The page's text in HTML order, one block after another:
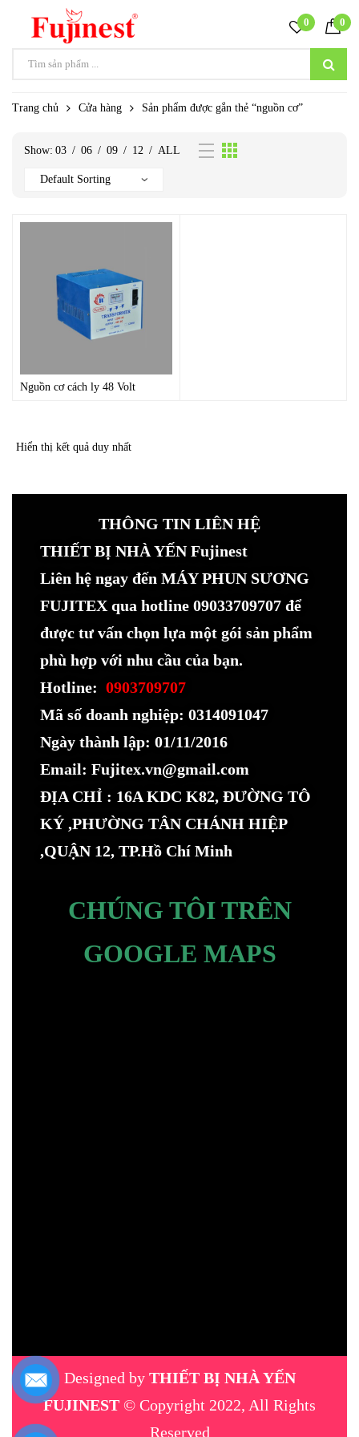
0 0
Trang chủ Cửa hàng Sản phẩm được gắn thẻ “nguồn cơ”
Show: 03 / 06 / 09 / 12 / ALL
Nguồn cơ cách ly 48 Volt
Hiển thị kết quả duy nhất
THÔNG TIN LIÊN HỆ
THIẾT BỊ NHÀ YẾN Fujinest
Liên hệ ngay đến MÁY PHUN SƯƠNG
FUJITEX qua hotline 09033709707 để
được tư vấn chọn lựa một gói sản phẩm
phù hợp với nhu cầu của bạn.
Hotline: 0903709707
Mã số doanh nghiệp: 0314091047
Ngày thành lập: 01/11/2016
Email: Fujitex.vn@gmail.com
ĐỊA CHỈ : 16A KDC K82, ĐƯỜNG TÔ
KÝ ,PHƯỜNG TÂN CHÁNH HIỆP
,QUẬN 12, TP.Hồ Chí Minh
CHÚNG TÔI TRÊN
GOOGLE MAPS
Designed by THIẾT BỊ NHÀ YẾN
FUJINEST © Copyright 2022, All Rights
Reserved